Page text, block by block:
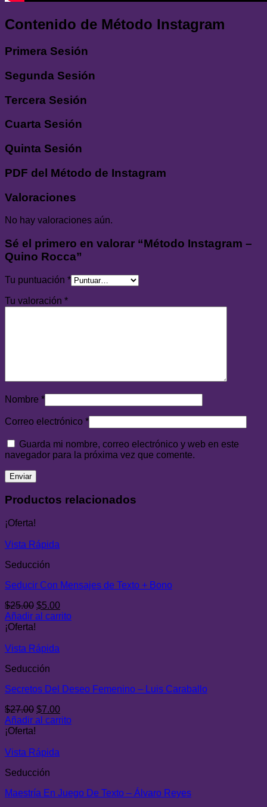
Contenido de Método Instagram
Primera Sesión
Segunda Sesión
Tercera Sesión
Cuarta Sesión
Quinta Sesión
PDF del Método de Instagram
Valoraciones
No hay valoraciones aún.
Sé el primero en valorar “Método Instagram –
Quino Rocca”
Tu puntuación *
Tu valoración *
Nombre *
Correo electrónico *
Guarda mi nombre, correo electrónico y web en este
navegador para la próxima vez que comente.
Productos relacionados
¡Oferta!
Vista Rápida
Seducción
Seducir Con Mensajes de Texto + Bono
$25.00 El
precio
$25.00.
$5.00El
precio
Añadir al carrito
¡Oferta!
Vista Rápida
Seducción
Secretos Del Deseo Femenino – Luis Caraballo
$27.00 El
precio
$27.00.
$7.00El
precio
Añadir al carrito
¡Oferta!
Vista Rápida
Seducción
Maestría En Juego De Texto – Álvaro Reyes